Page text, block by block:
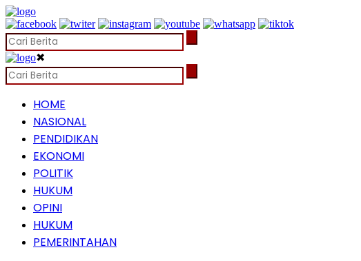
✖
HOME
NASIONAL
PENDIDIKAN
EKONOMI
POLITIK
HUKUM
OPINI
HUKUM
PEMERINTAHAN